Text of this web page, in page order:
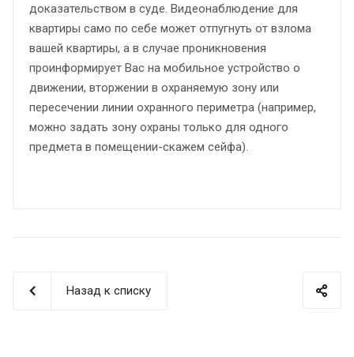
доказательством в суде. Видеонаблюдение для
квартиры само по себе может отпугнуть от взлома
вашей квартиры, а в случае проникновения
проинформирует Вас на мобильное устройство о
движении, вторжении в охраняемую зону или
пересечении линии охранного периметра (например,
можно задать зону охраны только для одного
предмета в помещении-скажем сейфа).
Назад к списку